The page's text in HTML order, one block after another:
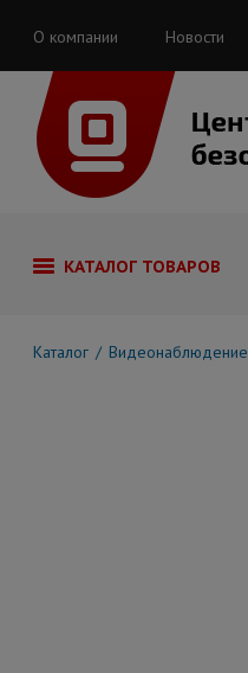
О компании Новости
КАТАЛОГ ТОВАРОВ
Каталог Видеонаблюдение